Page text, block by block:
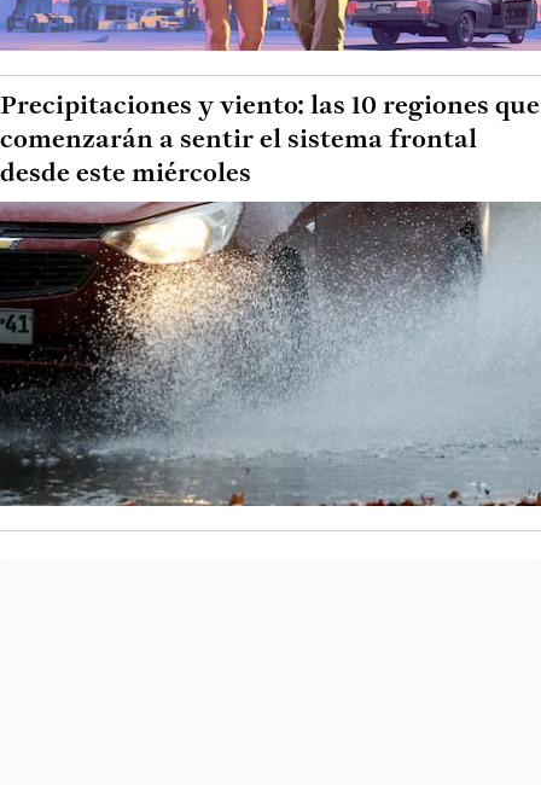
Precipitaciones y viento: las 10 regiones que
comenzarán a sentir el sistema frontal
desde este miércoles